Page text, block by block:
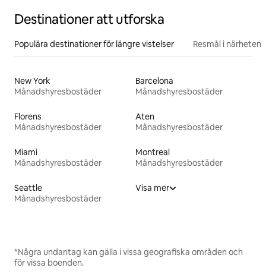
Destinationer att utforska
Populära destinationer för längre vistelser Resmål i närheten
New York
Månadshyresbostäder
Barcelona
Månadshyresbostäder
Florens
Månadshyresbostäder
Aten
Månadshyresbostäder
Miami
Månadshyresbostäder
Montreal
Månadshyresbostäder
Seattle
Månadshyresbostäder
Visa mer
*Några undantag kan gälla i vissa geografiska områden och
för vissa boenden.